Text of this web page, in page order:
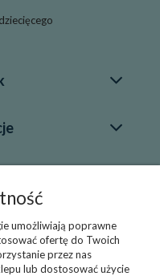
55 22
umożliwiają poprawne
ofertę do Twoich
przez nas
lub dostosować użycie